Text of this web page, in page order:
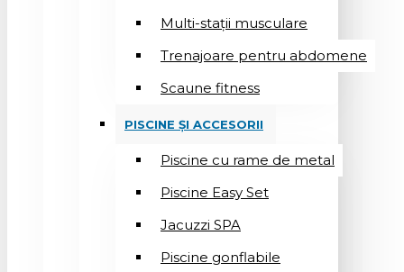
Multi-stații musculare
Trenajoare pentru abdomene
Scaune fitness
PISCINE ȘI ACCESORII
Piscine cu rame de metal
Piscine Easy Set
Jacuzzi SPA
Piscine gonflabile